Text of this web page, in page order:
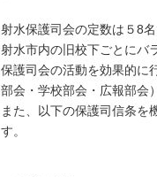
射水保護司会の定数は５8名
射水市内の旧校下ごとにバ
保護司会の活動を効果的に
部会・学校部会・広報部会
また、以下の保護司信条を
す。